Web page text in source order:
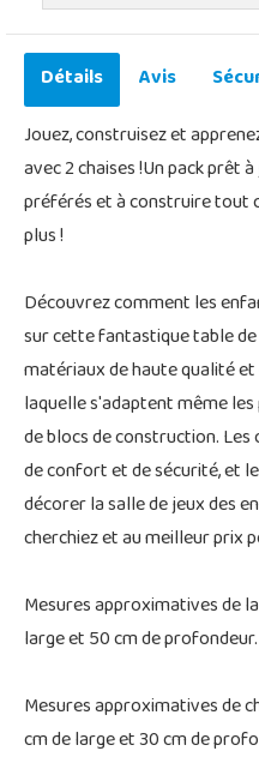
Détails Avis
Jouez, construisez et
avec 2 chaises !Un pack prêt
préférés et à construire tout
plus !
Découvrez comment les
sur cette fantastique table
matériaux de haute qualité
laquelle s'adaptent même
de blocs de construction.
de confort et de sécurité, et
décorer la salle de jeux des
cherchiez et au meilleur prix
Mesures approximatives de
large et 50 cm de profondeur.
Mesures approximatives de
cm de large et 30 cm de